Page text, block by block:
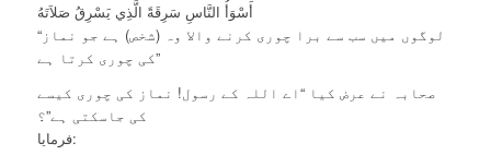
أَسْوَأُ النَّاسِ سَرِقَةً الَّذِي يَسْرِقُ صَلاَتَهُ
“لوگوں میں سب سے برا چوری کرنے والا وہ (شخص) ہے جو نماز
کی چوری کرتا ہے”
صحابہ نے عرض کیا “اے اللہ کے رسول! نماز کی چوری کیسے
کی جاسکتی ہے”؟
فرمایا: